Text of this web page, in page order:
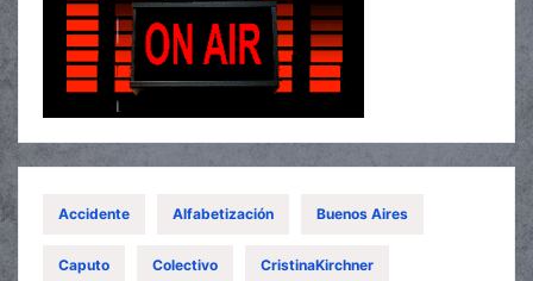
Accidente Alfabetización Buenos Aires
Caputo Colectivo CristinaKirchner